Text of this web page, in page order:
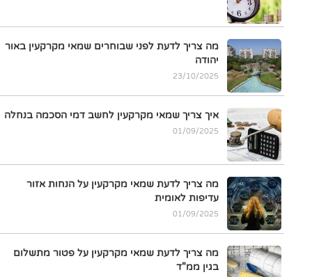
מה צריך לדעת לפני שבוחרים שמאי מקרקעין באור
יהודה
23/10/2025
איך צריך שמאי מקרקעין לחשב דמי הסכמה בנחלה
01/09/2025
מה צריך לדעת שמאי מקרקעין על הנחות אזור
עדיפות לאומית
01/09/2025
מה צריך לדעת שמאי מקרקעין על פטור מתשלום
בגין ממ"ד